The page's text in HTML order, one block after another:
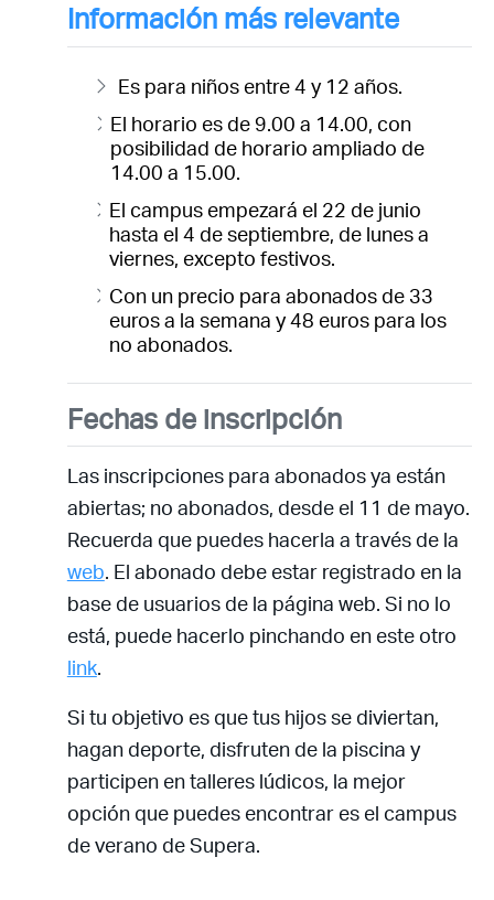
Información más relevante
Es para niños entre 4 y 12 años.
El horario es de 9.00 a 14.00, con
posibilidad de horario ampliado de
14.00 a 15.00.
El campus empezará el 22 de junio
hasta el 4 de septiembre, de lunes a
viernes, excepto festivos.
Con un precio para abonados de 33
euros a la semana y 48 euros para los
no abonados.
Fechas de inscripción
Las inscripciones para abonados ya están
abiertas; no abonados, desde el 11 de mayo.
Recuerda que puedes hacerla a través de la
web. El abonado debe estar registrado en la
base de usuarios de la página web. Si no lo
está, puede hacerlo pinchando en este otro
link.
Si tu objetivo es que tus hijos se diviertan,
hagan deporte, disfruten de la piscina y
participen en talleres lúdicos, la mejor
opción que puedes encontrar es el campus
de verano de Supera.